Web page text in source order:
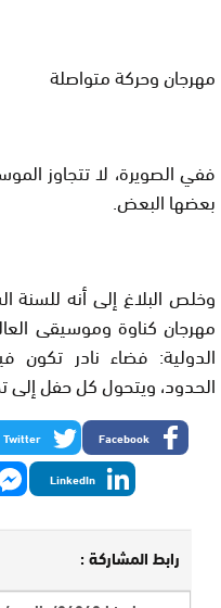
مهرجان وحركة متواصلة
ففي الصويرة، لا تتجاوز
بعضها البعض.
وخلص البلاغ إلى أنه للسنة
مهرجان كناوة وموسيقى
الدولية: فضاء نادر تكون
الحدود، ويتحول كل حفل إلى
Facebook
Twitter
LinkedIn
رابط المشاركة :